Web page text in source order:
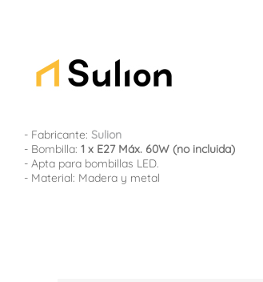
- Fabricante: Sulion
- Bombilla: 1 x E27 Máx. 60W (no incluida)
- Apta para bombillas LED.
- Material: Madera y metal